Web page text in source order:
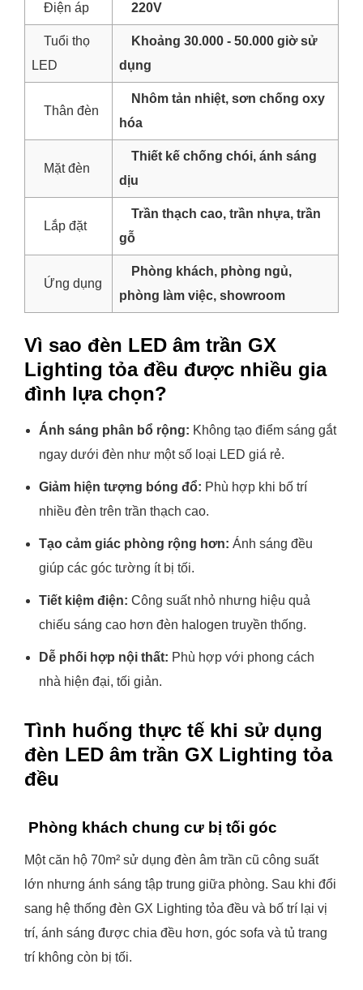
Điện áp 220V
Tuổi thọ
LED
Khoảng 30.000 - 50.000 giờ sử
dụng
Thân đèn
Nhôm tản nhiệt, sơn chống oxy
hóa
Mặt đèn
Thiết kế chống chói, ánh sáng
dịu
Lắp đặt
Trần thạch cao, trần nhựa, trần
gỗ
Ứng dụng
Phòng khách, phòng ngủ,
phòng làm việc, showroom
Vì sao đèn LED âm trần GX
Lighting tỏa đều được nhiều gia
đình lựa chọn?
Ánh sáng phân bổ rộng: Không tạo điểm sáng gắt
ngay dưới đèn như một số loại LED giá rẻ.
Giảm hiện tượng bóng đổ: Phù hợp khi bố trí
nhiều đèn trên trần thạch cao.
Tạo cảm giác phòng rộng hơn: Ánh sáng đều
giúp các góc tường ít bị tối.
Tiết kiệm điện: Công suất nhỏ nhưng hiệu quả
chiếu sáng cao hơn đèn halogen truyền thống.
Dễ phối hợp nội thất: Phù hợp với phong cách
nhà hiện đại, tối giản.
Tình huống thực tế khi sử dụng
đèn LED âm trần GX Lighting tỏa
đều
Phòng khách chung cư bị tối góc
Một căn hộ 70m² sử dụng đèn âm trần cũ công suất
lớn nhưng ánh sáng tập trung giữa phòng. Sau khi đổi
sang hệ thống đèn GX Lighting tỏa đều và bố trí lại vị
trí, ánh sáng được chia đều hơn, góc sofa và tủ trang
trí không còn bị tối.